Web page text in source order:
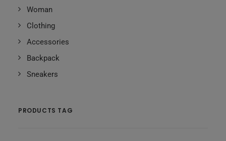
Woman
Clothing
Accessories
Backpack
Sneakers
PRODUCTS TAG